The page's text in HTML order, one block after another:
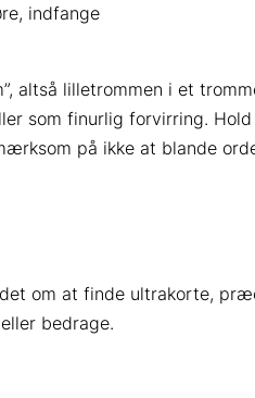
indfange
altså lilletrommen i et
som finurlig forvirring.
på ikke at blande
om at finde ultrakorte,
bedrage.